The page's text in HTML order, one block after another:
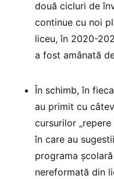
două cicluri de
continue cu noi
liceu, în 2020-
a fost amânată
În schimb, în
au primit cu
cursurilor
în care au
programa
nereformată din